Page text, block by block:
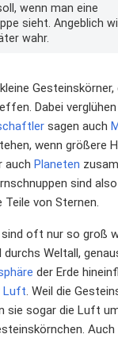
wenn man eine
sieht. Angeblich
wahr.
Gesteinskörner,
Dabei
sagen auch
wenn größere
auch Planeten
sind
Teile von Sternen.
oft nur so groß
Weltall,
der Erde
Luft. Weil die
sie sogar die Luft